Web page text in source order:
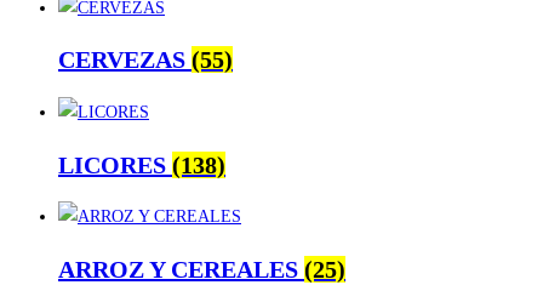
CERVEZAS (55)
LICORES (138)
ARROZ Y CEREALES (25)